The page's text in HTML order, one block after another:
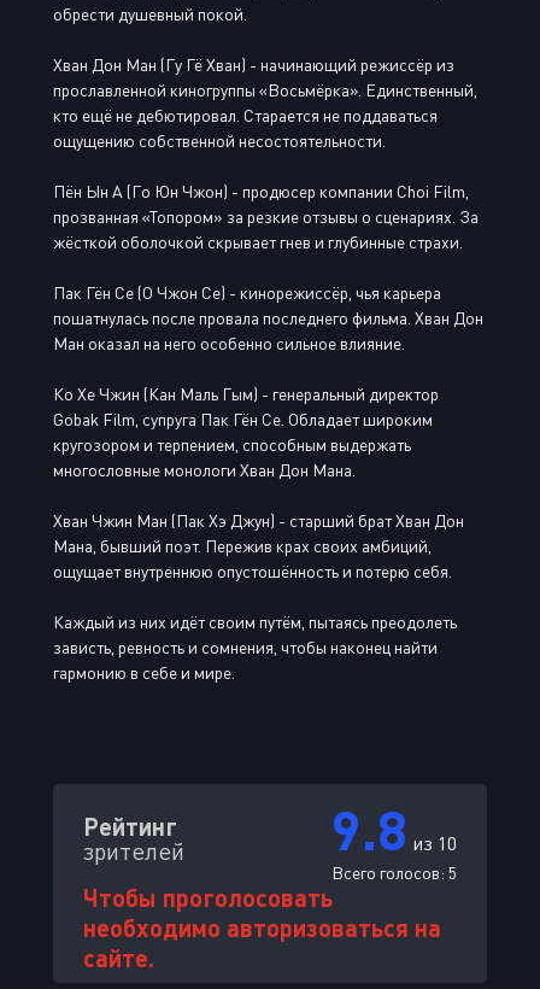
обрести душевный покой.
Хван Дон Ман (Гу Гё Хван) - начинающий режиссёр из
прославленной киногруппы «Восьмёрка». Единственный,
кто ещё не дебютировал. Старается не поддаваться
ощущению собственной несостоятельности.
Пён Ын А (Го Юн Чжон) - продюсер компании Choi Film,
прозванная «Топором» за резкие отзывы о сценариях. За
жёсткой оболочкой скрывает гнев и глубинные страхи.
Пак Гён Се (О Чжон Се) - кинорежиссёр, чья карьера
пошатнулась после провала последнего фильма. Хван Дон
Ман оказал на него особенно сильное влияние.
Ко Хе Чжин (Кан Маль Гым) - генеральный директор
Gobak Film, супруга Пак Гён Се. Обладает широким
кругозором и терпением, способным выдержать
многословные монологи Хван Дон Мана.
Хван Чжин Ман (Пак Хэ Джун) - старший брат Хван Дон
Мана, бывший поэт. Пережив крах своих амбиций,
ощущает внутреннюю опустошённость и потерю себя.
Каждый из них идёт своим путём, пытаясь преодолеть
зависть, ревность и сомнения, чтобы наконец найти
гармонию в себе и мире.
Рейтинг
зрителей 9.8 из 10
Всего голосов: 5
Чтобы проголосовать
необходимо авторизоваться на
сайте.